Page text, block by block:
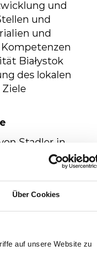
Über Cookies
auf unsere Website zu
und
und
und
Białystok
des lokalen
Ziele
Stadler in
die
qualifizierte
moderne
Neben
in
Środa
werden